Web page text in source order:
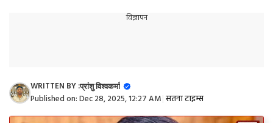
विज्ञापन
WRITTEN BY :प्रांशु विश्वकर्मा
Published on:Dec 28, 2025, 12:27 AM सतना टाइम्स